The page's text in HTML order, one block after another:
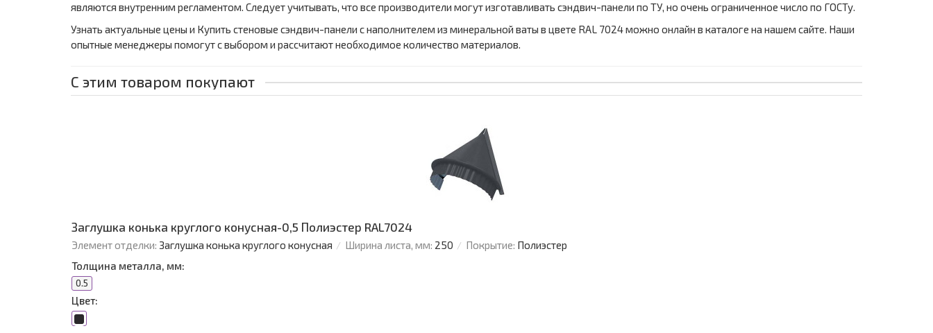
являются внутренним регламентом. Следует учитывать, что все производители могут изготавливать сэндвич-панели по ТУ, но очень ограниченное число по ГОСТу.
Узнать актуальные цены и Купить стеновые сэндвич-панели с наполнителем из минеральной ваты в цвете RAL 7024 можно онлайн в каталоге на нашем сайте. Наши
опытные менеджеры помогут с выбором и рассчитают необходимое количество материалов.
С этим товаром покупают
Заглушка конька круглого конусная-0,5 Полиэстер RAL7024
Элемент отделки: Заглушка конька круглого конусная Ширина листа, мм: 250 Покрытие: Полиэстер
Толщина металла, мм:
0.5
Цвет: